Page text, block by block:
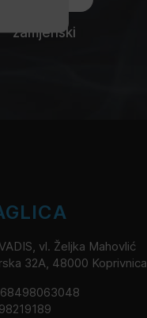
zamjenski
vl. Željka Mahovlić
32A, 48000 Koprivnica
68498063048